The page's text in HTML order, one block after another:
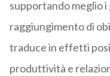
supportando meglio
raggiungimento di
traduce in effetti
produttività e